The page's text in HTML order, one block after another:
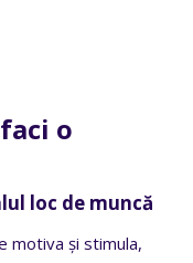
o
loc de muncă
motiva și stimula,